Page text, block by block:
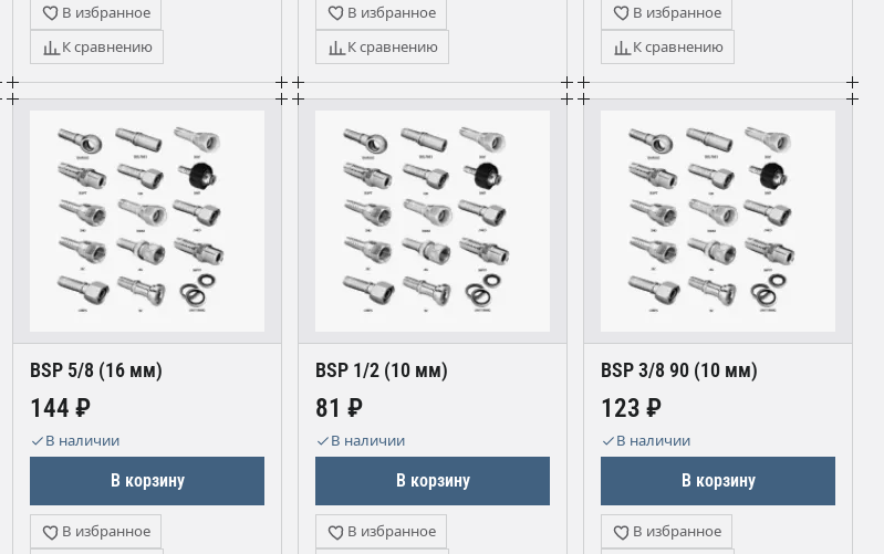
В избранное
К сравнению
В избранное
К сравнению
В избранное
К сравнению
BSP 5/8 (16 мм)
144 ₽
В наличии
В корзину
В избранное
BSP 1/2 (10 мм)
81 ₽
В наличии
В корзину
В избранное
BSP 3/8 90 (10 мм)
123 ₽
В наличии
В корзину
В избранное